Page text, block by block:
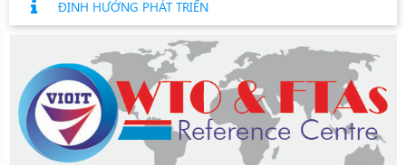
ĐỊNH HƯỚNG PHÁT TRIỂN